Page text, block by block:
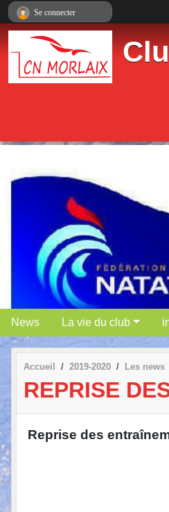
News La vie du club
Accueil 2019-2020 Les news
REPRISE
Reprise des
Se connecter
Panneau de gestion des cookies